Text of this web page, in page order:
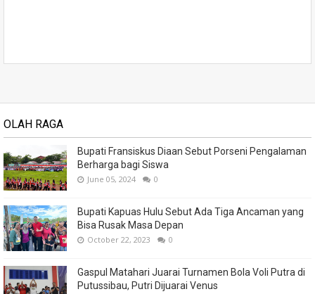
OLAH RAGA
Bupati Fransiskus Diaan Sebut Porseni Pengalaman
Berharga bagi Siswa
June 05, 2024 0
Bupati Kapuas Hulu Sebut Ada Tiga Ancaman yang
Bisa Rusak Masa Depan
October 22, 2023 0
Gaspul Matahari Juarai Turnamen Bola Voli Putra di
Putussibau, Putri Dijuarai Venus